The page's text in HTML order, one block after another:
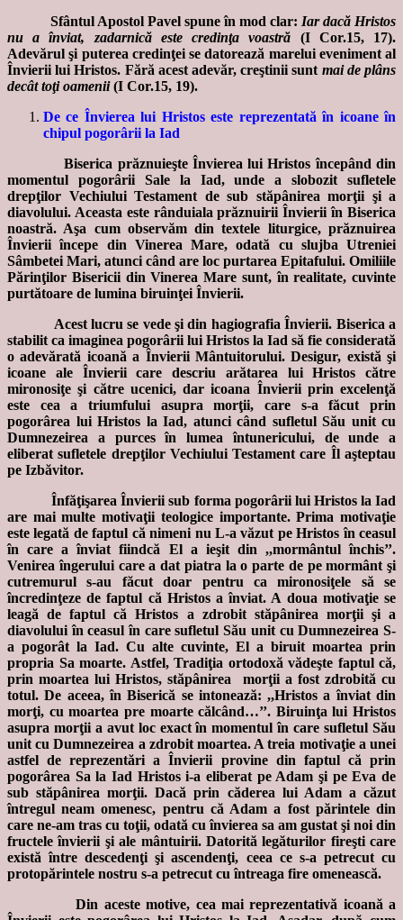
Sfântul Apostol Pavel spune în mod clar: Iar dacă Hristos
nu a înviat, zadarnică este credinţa voastră (I Cor.15, 17).
Adevărul şi puterea credinţei se datorează marelui eveniment al
Învierii lui Hristos. Fără acest adevăr, creştinii sunt mai de plâns
decât toţi oamenii(I Cor.15, 19).
De ce Învierea lui Hristos este reprezentată în icoane în
chipul pogorârii la Iad
Biserica prăznuieşte Învierea lui Hristos începând din
momentul pogorârii Sale la Iad, unde a slobozit sufletele
drepţilor Vechiului Testament de sub stăpânirea morţii şi a
diavolului. Aceasta este rânduiala prăznuirii Învierii în Biserica
noastră. Aşa cum observăm din textele liturgice, prăznuirea
Învierii începe din Vinerea Mare, odată cu slujba Utreniei
Sâmbetei Mari, atunci când are loc purtarea Epitafului. Omiliile
Părinţilor Bisericii din Vinerea Mare sunt, în realitate, cuvinte
purtătoare de lumina biruinţei Învierii.
Acest lucru se vede şi din hagiografia Învierii. Biserica a
stabilit ca imaginea pogorârii lui Hristos la Iad să fie considerată
o adevărată icoană a Învierii Mântuitorului. Desigur, există şi
icoane ale Învierii care descriu arătarea lui Hristos către
mironosiţe şi către ucenici, dar icoana Învierii prin excelenţă
este cea a triumfului asupra morţii, care s-a făcut prin
pogorârea lui Hristos la Iad, atunci când sufletul Său unit cu
Dumnezeirea a purces în lumea întunericului, de unde a
eliberat sufletele drepţilor Vechiului Testament care Îl aşteptau
pe Izbăvitor.
Înfăţişarea Învierii sub forma pogorârii lui Hristos la Iad
are mai multe motivaţii teologice importante. Prima motivaţie
este legată de faptul că nimeni nu L-a văzut pe Hristos în ceasul
în care a înviat fiindcă El a ieşit din ,,mormântul închis’’.
Venirea îngerului care a dat piatra la o parte de pe mormânt şi
cutremurul s-au făcut doar pentru ca mironosiţele să se
încredinţeze de faptul că Hristos a înviat. A doua motivaţie se
leagă de faptul că Hristos a zdrobit stăpânirea morţii şi a
diavolului în ceasul în care sufletul Său unit cu Dumnezeirea S-
a pogorât la Iad. Cu alte cuvinte, El a biruit moartea prin
propria Sa moarte. Astfel, Tradiţia ortodoxă vădeşte faptul că,
prin moartea lui Hristos, stăpânirea morţii a fost zdrobită cu
totul. De aceea, în Biserică se intonează: ,,Hristos a înviat din
morţi, cu moartea pre moarte călcând…’’. Biruinţa lui Hristos
asupra morţii a avut loc exact în momentul în care sufletul Său
unit cu Dumnezeirea a zdrobit moartea. A treia motivaţie a unei
astfel de reprezentări a Învierii provine din faptul că prin
pogorârea Sa la Iad Hristos i-a eliberat pe Adam şi pe Eva de
sub stăpânirea morţii. Dacă prin căderea lui Adam a căzut
întregul neam omenesc, pentru că Adam a fost părintele din
care ne-am tras cu toţii, odată cu învierea sa am gustat şi noi din
fructele învierii şi ale mântuirii. Datorită legăturilor fireşti care
există între descedenţi şi ascendenţi, ceea ce s-a petrecut cu
protopărintele nostru s-a petrecut cu întreaga fire omenească.
Din aceste motive, cea mai reprezentativă icoană a